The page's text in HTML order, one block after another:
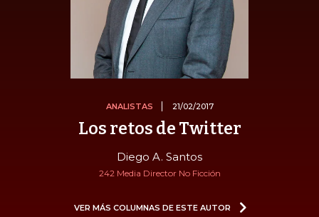
ANALISTAS 21/02/2017
Los retos de Twitter
Diego A. Santos
242 Media Director No Ficción
VER MÁS COLUMNAS DE ESTE AUTOR